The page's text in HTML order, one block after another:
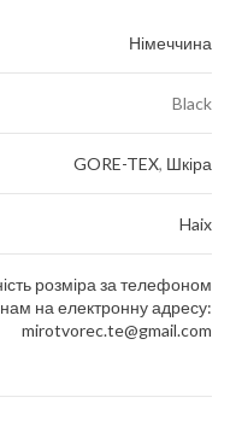
Німеччина
Black
GORE-TEX, Шкіра
Haix
розміра за телефоном
на електронну адресу:
mirotvorec.te@gmail.com